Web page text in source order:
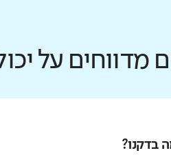
מדווחים על
בדקנו?